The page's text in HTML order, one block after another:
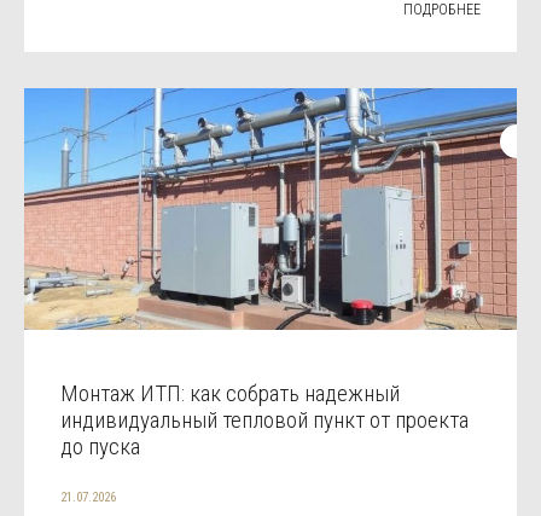
ПОДРОБНЕЕ
Монтаж ИТП: как собрать надежный
индивидуальный тепловой пункт от проекта
до пуска
21.07.2026